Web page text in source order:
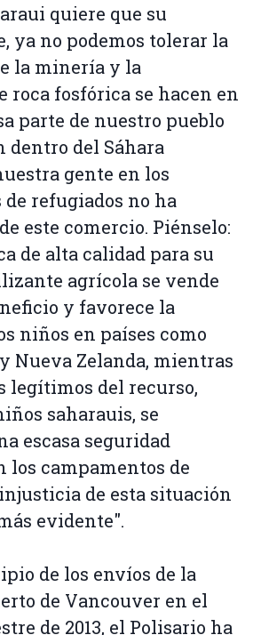
quiere que su
ya no podemos tolerar la
la minería y la
roca fosfórica se hacen en
parte de nuestro pueblo
dentro del Sáhara
gente en los
refugiados no ha
este comercio. Piénselo:
de alta calidad para su
agrícola se vende
y favorece la
niños en países como
Nueva Zelanda, mientras
legítimos del recurso,
saharauis, se
escasa seguridad
los campamentos de
de esta situación
evidente".
de los envíos de la
de Vancouver en el
de 2013, el Polisario ha